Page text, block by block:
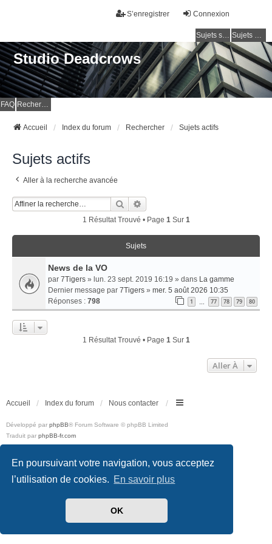
En poursuivant votre navigation, vous acceptez
l’utilisation de cookies. En savoir plus
OK
Connexion
S’enregistrer
Sujets sans réponse Sujets actifs
Studio Deadcrows
FAQ Rechercher
Accueil Index du forum Rechercher Sujets actifs
Sujets actifs
Aller à la recherche avancée
Rechercher
1 Résultat Trouvé • Page 1Sur 1
Sujets
News de la VO
par 7Tigers » lun. 23 sept. 2019 16:19 » dans La gamme
Dernier message par 7Tigers » mer. 5 août 2026 10:35
Réponses : 798 1 77 78 79 80
1 Résultat Trouvé • Page 1Sur 1
Aller À
Accueil Index du forum Nous contacter
Développé par phpBB® Forum Software © phpBB Limited
Traduit par phpBB-fr.com
Stylewe_universalcreated by INVENTEA & v12mike